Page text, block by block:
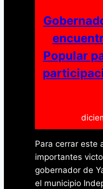
social
Yaracuy
Popular
Para cerrar este
importantes
gobernador de
el municipio